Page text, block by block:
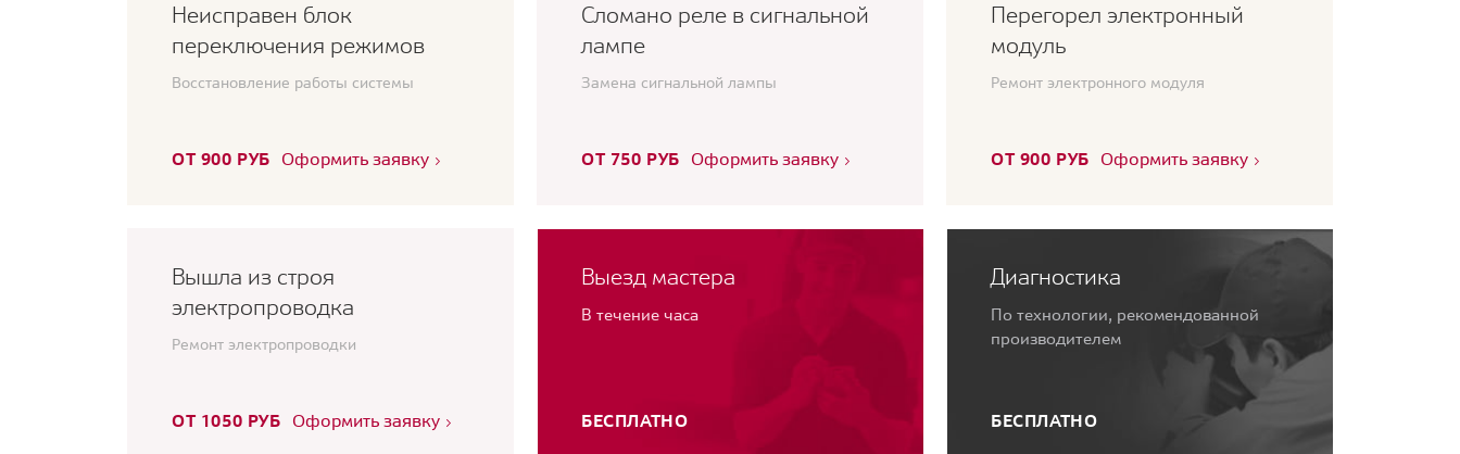
Неисправен блок
переключения режимов
Восстановление работы системы
ОТ 900 РУБ Оформить заявку
Сломано реле в сигнальной
лампе
Замена сигнальной лампы
ОТ 750 РУБ Оформить заявку
Перегорел электронный
модуль
Ремонт электронного модуля
ОТ 900 РУБ Оформить заявку
Вышла из строя
электропроводка
Ремонт электропроводки
ОТ 1050 РУБ Оформить заявку
Выезд мастера
В течение часа
БЕСПЛАТНО
Диагностика
По технологии, рекомендованной
производителем
БЕСПЛАТНО